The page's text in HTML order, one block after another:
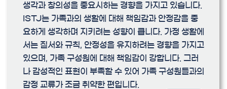
생각과 창의성을 중요시하는 경향을 가지고 있습니다.
ISTJ는 가족과의 생활에 대해 책임감과 안정감을 중
요하게 생각하며 지키려는 성향이 큽니다. 가정 생활에
서는 질서와 규칙, 안정성을 유지하려는 경향을 가지고
있으며, 가족 구성원에 대해 책임감이 강합니다. 그러
나 감성적인 표현이 부족할 수 있어 가족 구성원들과의
감정 교류가 조금 취약한 편입니다.